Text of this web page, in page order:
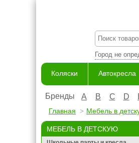
Город не
Коляски Автокресла
Бренды A B C D
Главная Мебель в
МЕБЕЛЬ В ДЕТСКУЮ